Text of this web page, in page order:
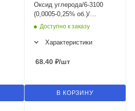
Оксид углерода/6-3100
(0,0005-0,25% об.)/
диам.7,3мм/тип ГХ-Е/
Доступно к заказу
Характеристики
68.40 ₽/шт
В КОРЗИНУ